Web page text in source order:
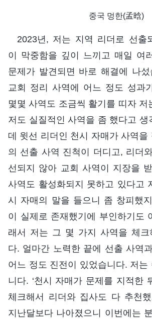
중국 멍한(孟晗)
2023년, 저는 지역 리더로 선출
이 막중함을 깊이 느끼고 매일 여
문제가 발견되면 바로 해결에 나
교회 정리 사역에 어느 정도 성과
몇몇 사역도 조금씩 활기를 띠자 저
저도 실질적인 사역을 좀 했다고 생
데 윗선 리더인 천시 자매가 사역을
의 선출 사역 진척이 더디고, 리더
선되지 않아 교회 사역이 지장을
사역도 활성화되지 못하고 있다고
시 자매의 말을 들으니 좀 창피했
이 실제로 존재했기에 부인하기도
래서 저는 그 몇 가지 사역을 체크
다. 얼마간 노력한 끝에 선출 사역
어느 정도 진전이 있었습니다. 저는
니다. ‘천시 자매가 문제를 지적한
체크해서 리더와 집사도 다 추천
지난달보다 나아졌으니 이번에는